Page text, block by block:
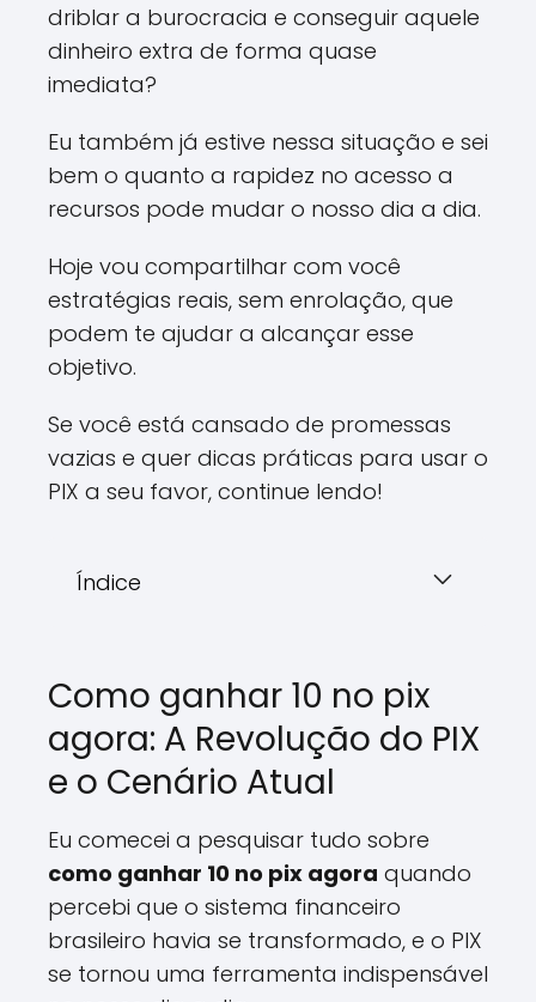
driblar a burocracia e conseguir aquele
dinheiro extra de forma quase
imediata?
Eu também já estive nessa situação e sei
bem o quanto a rapidez no acesso a
recursos pode mudar o nosso dia a dia.
Hoje vou compartilhar com você
estratégias reais, sem enrolação, que
podem te ajudar a alcançar esse
objetivo.
Se você está cansado de promessas
vazias e quer dicas práticas para usar o
PIX a seu favor, continue lendo!
Índice
Como ganhar 10 no pix
agora: A Revolução do PIX
e o Cenário Atual
Eu comecei a pesquisar tudo sobre
como ganhar 10 no pix agora quando
percebi que o sistema financeiro
brasileiro havia se transformado, e o PIX
se tornou uma ferramenta indispensável